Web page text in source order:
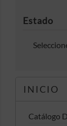
Estado
INICIO
Catálogo